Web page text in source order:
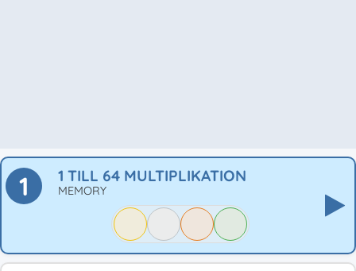
1 1 TILL 64 MULTIPLIKATION
MEMORY